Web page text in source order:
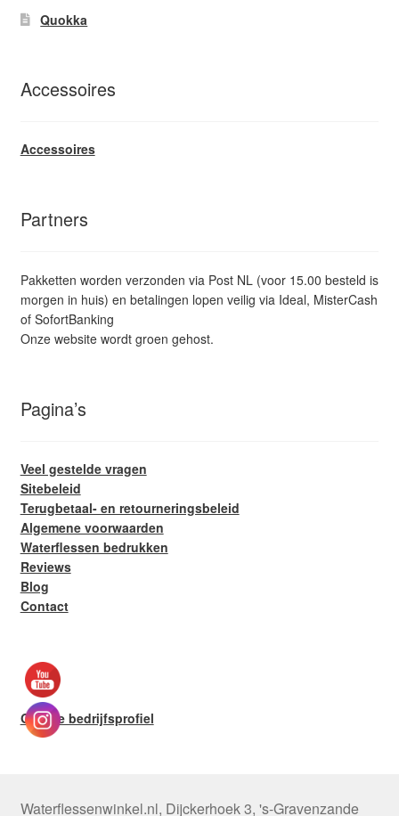
Quokka
Accessoires
Accessoires
Partners
Pakketten worden verzonden via Post NL (voor 15.00 besteld is
morgen in huis) en betalingen lopen veilig via Ideal, MisterCash
of SofortBanking
Onze website wordt groen gehost.
Pagina’s
Veel gestelde vragen
Sitebeleid
Terugbetaal- en retourneringsbeleid
Algemene voorwaarden
Waterflessen bedrukken
Reviews
Blog
Contact
Google bedrijfsprofiel
Waterflessenwinkel.nl, Dijckerhoek 3, 's-Gravenzande